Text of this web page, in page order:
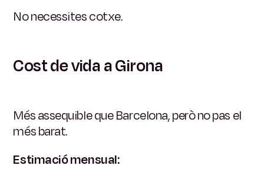
No necessites cotxe.
Cost de vida a Girona
Més assequible que Barcelona, ​​però no pas el
més barat.
Estimació mensual: